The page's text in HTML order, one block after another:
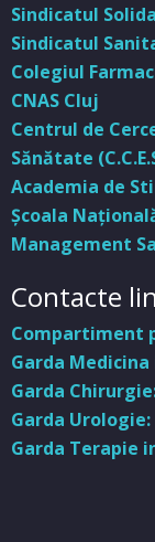
Sindicatul
Sindicatul
Colegiul
CNAS Cluj
Centrul de
Sănătate
Academia de
Şcoala
Management
Contacte
Compartiment
Garda Medicina
Garda
Garda Urologie:
Garda Terapie